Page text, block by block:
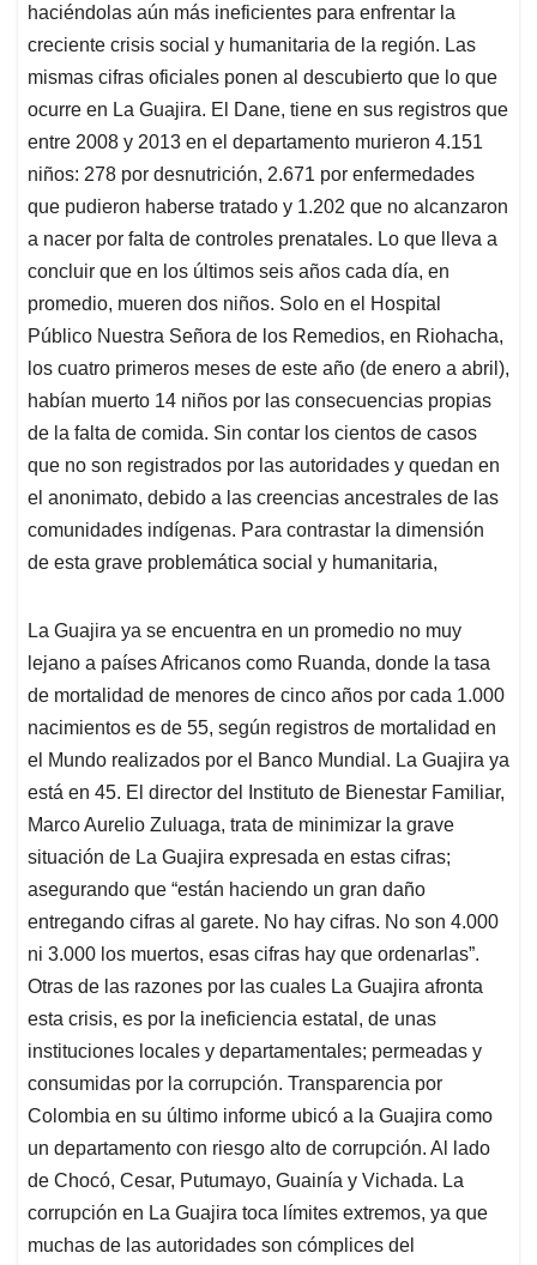
haciéndolas aún más ineficientes para enfrentar la
creciente crisis social y humanitaria de la región. Las
mismas cifras oficiales ponen al descubierto que lo que
ocurre en La Guajira. El Dane, tiene en sus registros que
entre 2008 y 2013 en el departamento murieron 4.151
niños: 278 por desnutrición, 2.671 por enfermedades
que pudieron haberse tratado y 1.202 que no alcanzaron
a nacer por falta de controles prenatales. Lo que lleva a
concluir que en los últimos seis años cada día, en
promedio, mueren dos niños. Solo en el Hospital
Público Nuestra Señora de los Remedios, en Riohacha,
los cuatro primeros meses de este año (de enero a abril),
habían muerto 14 niños por las consecuencias propias
de la falta de comida. Sin contar los cientos de casos
que no son registrados por las autoridades y quedan en
el anonimato, debido a las creencias ancestrales de las
comunidades indígenas. Para contrastar la dimensión
de esta grave problemática social y humanitaria,
La Guajira ya se encuentra en un promedio no muy
lejano a países Africanos como Ruanda, donde la tasa
de mortalidad de menores de cinco años por cada 1.000
nacimientos es de 55, según registros de mortalidad en
el Mundo realizados por el Banco Mundial. La Guajira ya
está en 45. El director del Instituto de Bienestar Familiar,
Marco Aurelio Zuluaga, trata de minimizar la grave
situación de La Guajira expresada en estas cifras;
asegurando que “están haciendo un gran daño
entregando cifras al garete. No hay cifras. No son 4.000
ni 3.000 los muertos, esas cifras hay que ordenarlas”.
Otras de las razones por las cuales La Guajira afronta
esta crisis, es por la ineficiencia estatal, de unas
instituciones locales y departamentales; permeadas y
consumidas por la corrupción. Transparencia por
Colombia en su último informe ubicó a la Guajira como
un departamento con riesgo alto de corrupción. Al lado
de Chocó, Cesar, Putumayo, Guainía y Vichada. La
corrupción en La Guajira toca límites extremos, ya que
muchas de las autoridades son cómplices del